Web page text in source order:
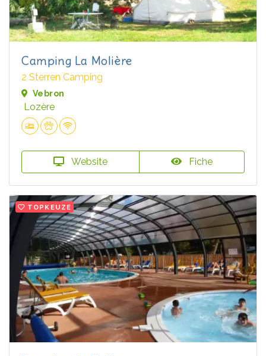
Camping La Molière
2 Sterren Camping
Vebron
Lozère
Website Fiche
TOPKEUZE